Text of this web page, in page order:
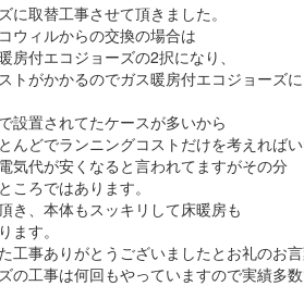
取替工事させて頂きました。
ウィルからの交換の場合は
房付エコジョーズの2択になり、
トがかかるのでガス暖房付エコジョーズに
設置されてたケースが多いから
どでランニングコストだけを考えればい
気代が安くなると言われてますがその分
ろではあります。
き、本体もスッキリして床暖房も
す。
事ありがとうございましたとお礼のお言
の工事は何回もやっていますので実績多